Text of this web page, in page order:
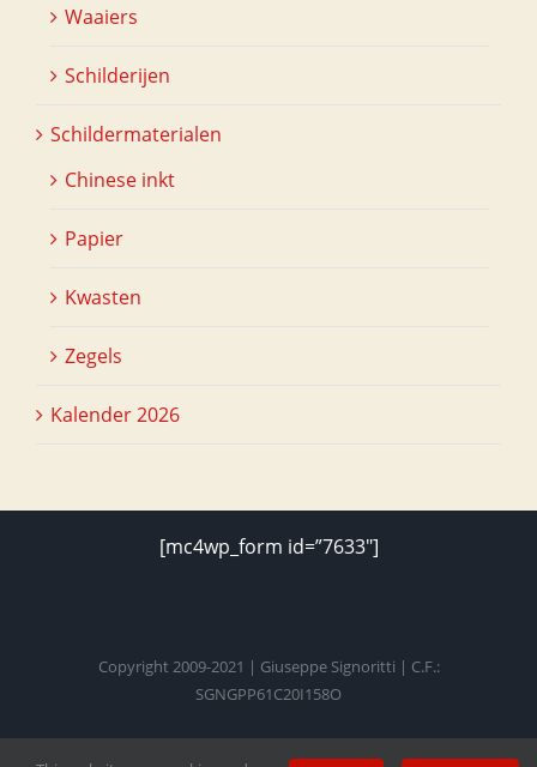
Waaiers
Schilderijen
Schildermaterialen
Chinese inkt
Papier
Kwasten
Zegels
Kalender 2026
[mc4wp_form id=”7633″]
Copyright 2009-2021 | Giuseppe Signoritti | C.F.:
SGNGPP61C20I158O